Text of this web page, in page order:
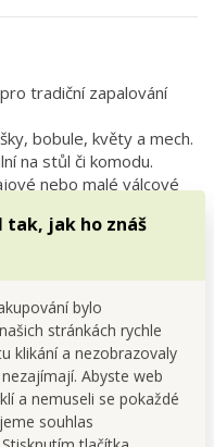
tak, jak ho znáš
bylo
stránkách rychle
klikání a nezobrazovaly
Abyste web
a nemuseli se pokaždé
souhlas
tradiční zapalování
bobule, květy a mech.
na stůl či komodu.
nebo malé válcové
harmonii a útulnost.
mech, bobule, umělé
výška 7 cm
cm ve spodní části)
či malé válcové svíčky